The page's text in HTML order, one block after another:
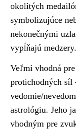
okolitých
symbolizujúce
nekonečnými
vypĺňajú medzery.
Veľmi vhodná
protichodných síl
vedomie/
astrológiu. Jeho
vhodným pre